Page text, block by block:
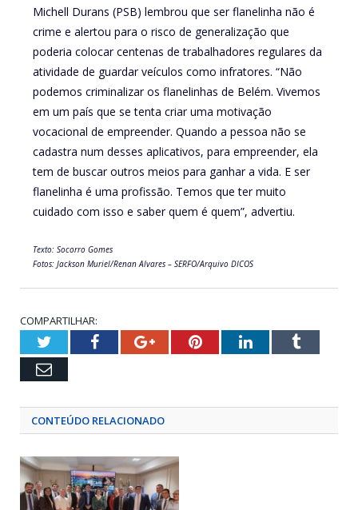
Michell Durans (PSB) lembrou que ser flanelinha não é
crime e alertou para o risco de generalização que
poderia colocar centenas de trabalhadores regulares da
atividade de guardar veículos como infratores. “Não
podemos criminalizar os flanelinhas de Belém. Vivemos
em um país que se tenta criar uma motivação
vocacional de empreender. Quando a pessoa não se
cadastra num desses aplicativos, para empreender, ela
tem de buscar outros meios para ganhar a vida. E ser
flanelinha é uma profissão. Temos que ter muito
cuidado com isso e saber quem é quem”, advertiu.
Texto: Socorro Gomes
Fotos: Jackson Muriel/Renan Alvares – SERFO/Arquivo DICOS
COMPARTILHAR:
TwitterFacebookGoogle+PinterestLinkedInTumblr
Email
CONTEÚDO RELACIONADO